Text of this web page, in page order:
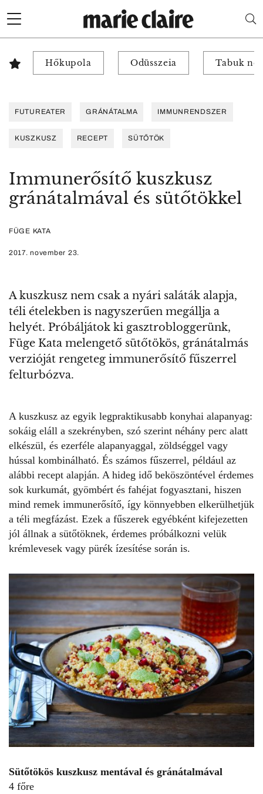
Hőkupola Odüsszeia Tabuk
FUTUREATER GRÁNÁTALMA IMMUNRENDSZER
KUSZKUSZ RECEPT SÜTŐTÖK
Immunerősítő kuszkusz
gránátalmával és sütőtökkel
FÜGE KATA
2017. november 23.
A kuszkusz nem csak a nyári saláták alapja,
téli ételekben is nagyszerűen megállja a
helyét. Próbáljátok ki gasztrobloggerünk,
Füge Kata melengető sütőtökös, gránátalmás
verzióját rengeteg immunerősítő fűszerrel
felturbózva.
A kuszkusz az egyik legpraktikusabb konyhai alapanyag:
sokáig eláll a szekrényben, szó szerint néhány perc alatt
elkészül, és ezerféle alapanyaggal, zöldséggel vagy
hússal kombinálható. És számos fűszerrel, például az
alábbi recept alapján. A hideg idő beköszöntével érdemes
sok kurkumát, gyömbért és fahéjat fogyasztani, hiszen
mind remek immunerősítő, így könnyebben elkerülhetjük
a téli megfázást. Ezek a fűszerek egyébként kifejezetten
jól állnak a sütőtöknek, érdemes próbálkozni velük
krémlevesek vagy pürék ízesítése során is.
Sütőtökös kuszkusz mentával és gránátalmával
4 főre